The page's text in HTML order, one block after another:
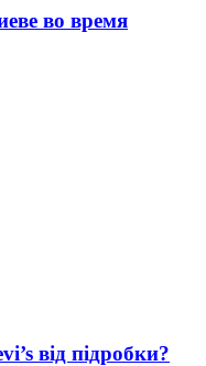
во время
від підробки?